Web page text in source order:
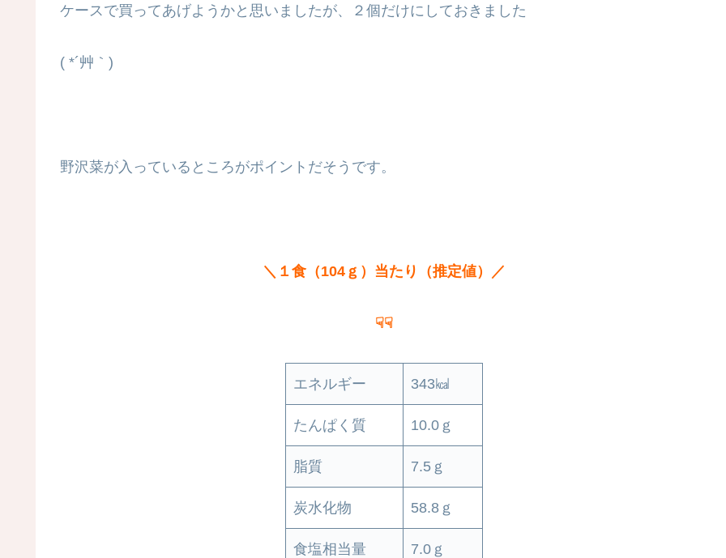
ケースで買ってあげようかと思いましたが、２個だけにしておきました
( *´艸｀)
野沢菜が入っているところがポイントだそうです。
＼１食（104ｇ）当たり（推定値）／
☟☟
エネルギー 343㎉
たんぱく質 10.0ｇ
脂質 7.5ｇ
炭水化物 58.8ｇ
食塩相当量
7.0ｇ